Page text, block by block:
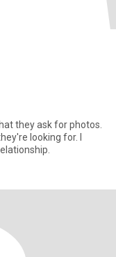
looking for. I